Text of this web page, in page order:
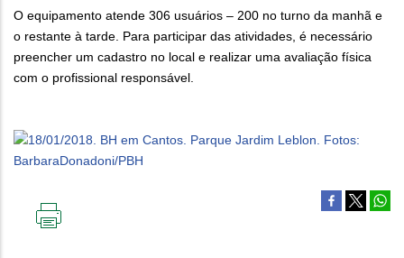
O equipamento atende 306 usuários – 200 no turno da manhã e
o restante à tarde. Para participar das atividades, é necessário
preencher um cadastro no local e realizar uma avaliação física
com o profissional responsável.